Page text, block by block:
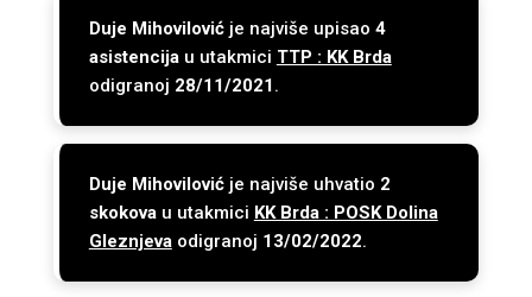
Duje Mihovilovićje najviše upisao 4
asistencijau utakmici TTP : KK Brda
odigranoj 28/11/2021.
Duje Mihovilovićje najviše uhvatio 2
skokovau utakmici KK Brda : POSK Dolina
Gleznjevaodigranoj 13/02/2022.